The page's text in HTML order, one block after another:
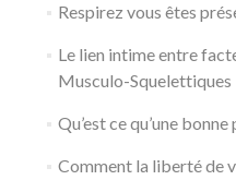
Respirez vous êtes
Le lien intime entre
Musculo-Squelettiques
Qu’est ce qu’une bonne
Comment la liberté de